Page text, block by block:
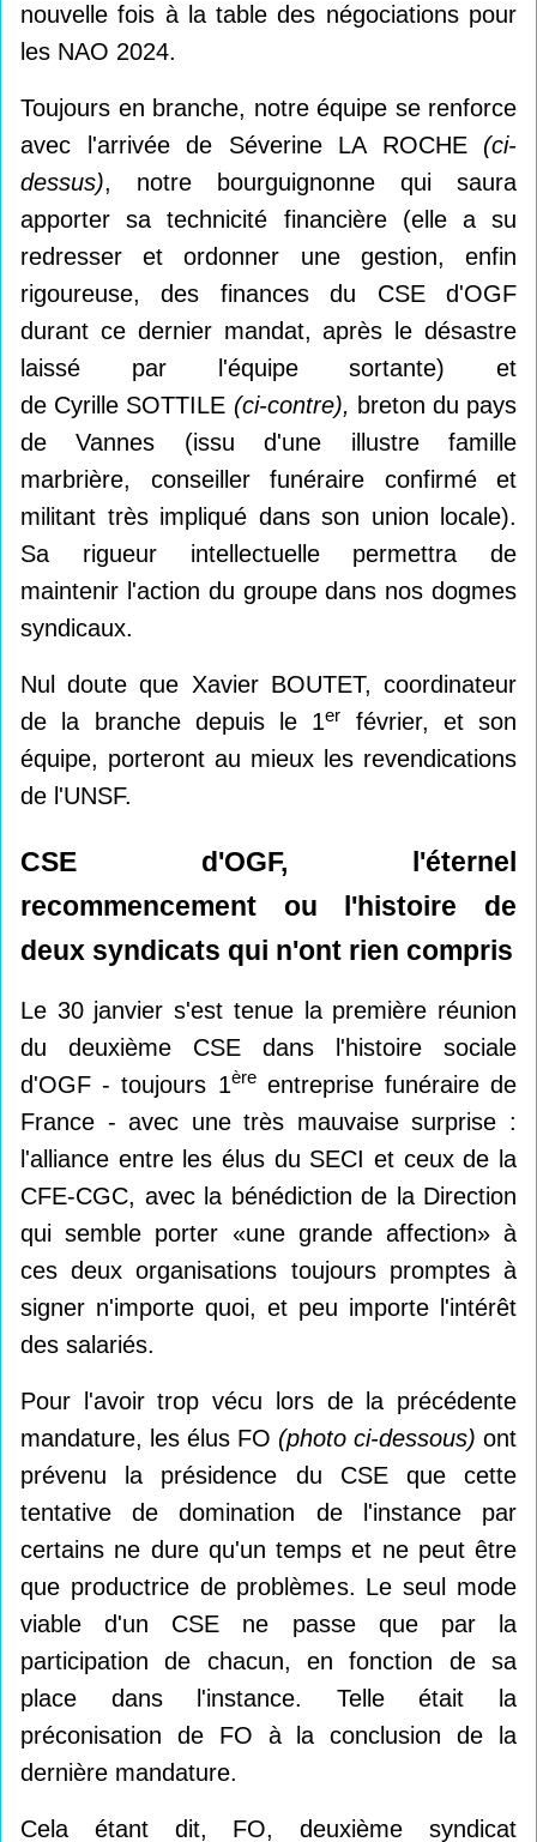
nouvelle fois à la table des négociations pour
les NAO 2024.
Toujours en branche, notre équipe se renforce
avec l'arrivée de Séverine LA ROCHE (ci-
dessus), notre bourguignonne qui saura
apporter sa technicité financière (elle a su
redresser et ordonner une gestion, enfin
rigoureuse, des finances du CSE d'OGF
durant ce dernier mandat, après le désastre
laissé par l'équipe sortante) et
de Cyrille SOTTILE (ci-contre), breton du pays
de Vannes (issu d'une illustre famille
marbrière, conseiller funéraire confirmé et
militant très impliqué dans son union locale).
Sa rigueur intellectuelle permettra de
maintenir l'action du groupe dans nos dogmes
syndicaux.
Nul doute que Xavier BOUTET, coordinateur
de la branche depuis le 1er
février, et son
équipe, porteront au mieux les revendications
de l'UNSF.
CSE d'OGF, l'éternel
recommencement ou l'histoire de
deux syndicats qui n'ont rien compris
Le 30 janvier s'est tenue la première réunion
du deuxième CSE dans l'histoire sociale
d'OGF - toujours 1èreentreprise funéraire de
France - avec une très mauvaise surprise :
l'alliance entre les élus du SECI et ceux de la
CFE-CGC, avec la bénédiction de la Direction
qui semble porter «une grande affection» à
ces deux organisations toujours promptes à
signer n'importe quoi, et peu importe l'intérêt
des salariés.
Pour l'avoir trop vécu lors de la précédente
mandature, les élus FO (photo ci-dessous) ont
prévenu la présidence du CSE que cette
tentative de domination de l'instance par
certains ne dure qu'un temps et ne peut être
que productrice de problèmes. Le seul mode
viable d'un CSE ne passe que par la
participation de chacun, en fonction de sa
place dans l'instance. Telle était la
préconisation de FO à la conclusion de la
dernière mandature.
Cela étant dit, FO, deuxième syndicat